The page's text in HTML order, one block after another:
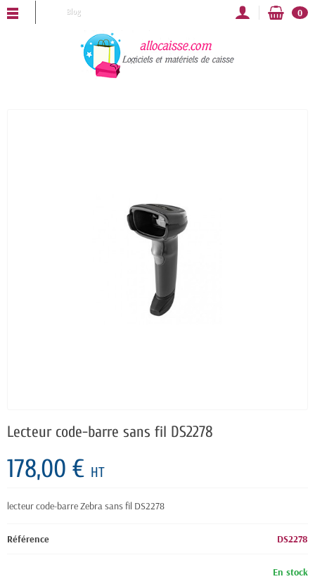
Blog 0
vous souhaite une bonne année 2025 !
Lecteur code-barre sans fil DS2278
178,00 € HT
lecteur code-barre Zebra sans fil DS2278
Référence DS2278
En stock